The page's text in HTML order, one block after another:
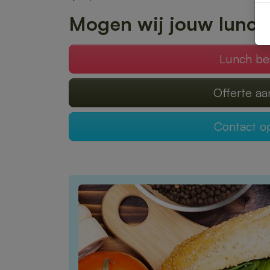
Mogen wij jouw
Lunch
Offerte
Contact